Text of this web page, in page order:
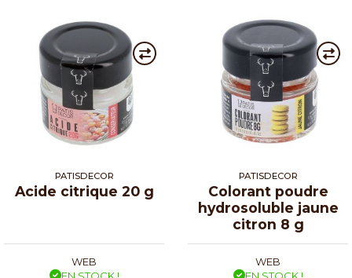
PATISDECOR
Acide citrique 20 g
WEB
EN STOCK !
PATISDECOR
Colorant poudre
hydrosoluble jaune
citron 8 g
WEB
EN STOCK !